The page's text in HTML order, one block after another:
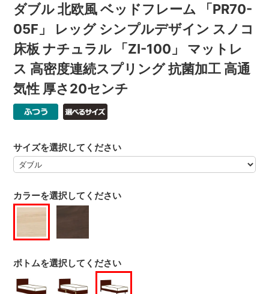
ダブル 北欧風 ベッドフレーム 「PR70-
05F」 レッグ シンプルデザイン スノコ
床板 ナチュラル 「ZI-100」 マットレ
ス 高密度連続スプリング 抗菌加工 高通
気性 厚さ20センチ
カラーを選択してください
サイズを選択してください
ボトムを選択してください